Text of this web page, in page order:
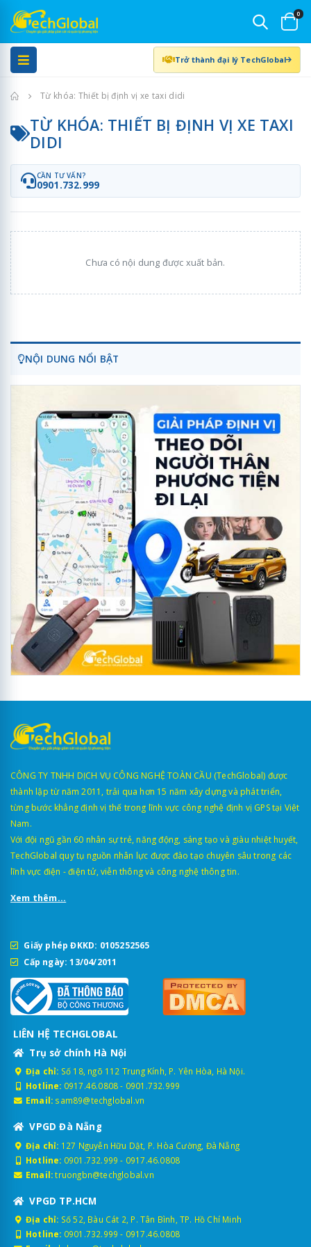
0
Trở thành đại lý TechGlobal
Trang chủTừ khóa: Thiết bị định vị xe taxi didi
TỪ KHÓA: THIẾT BỊ ĐỊNH VỊ XE TAXI
DIDI
CẦN TƯ VẤN?
0901.732.999
Chưa có nội dung được xuất bản.
NỘI DUNG NỔI BẬT
CÔNG TY TNHH DỊCH VỤ CÔNG NGHỆ TOÀN CẦU (TechGlobal) được
thành lập từ năm 2011, trải qua hơn 15 năm xây dựng và phát triển,
từng bước khẳng định vị thế trong lĩnh vực công nghệ định vị GPS tại Việt
Nam.
Với đội ngũ gần 60 nhân sự trẻ, năng động, sáng tạo và giàu nhiệt huyết,
TechGlobal quy tụ nguồn nhân lực được đào tạo chuyên sâu trong các
lĩnh vực điện - điện tử, viễn thông và công nghệ thông tin.
Xem thêm...
Giấy phép ĐKKD: 0105252565
Cấp ngày: 13/04/2011
LIÊN HỆ TECHGLOBAL
Trụ sở chính Hà Nội
Địa chỉ: Số 18, ngõ 112 Trung Kính, P. Yên Hòa, Hà Nội.
Hotline: 0917.46.0808- 0901.732.999
Email: sam89@techglobal.vn
VPGD Đà Nẵng
Địa chỉ: 127 Nguyễn Hữu Dật, P. Hòa Cường, Đà Nẵng
Hotline: 0901.732.999 - 0917.46.0808
Email: truongbn@techglobal.vn
VPGD TP.HCM
Địa chỉ: Số 52, Bàu Cát 2, P. Tân Bình, TP. Hồ Chí Minh
Hotline: 0901.732.999 - 0917.46.0808